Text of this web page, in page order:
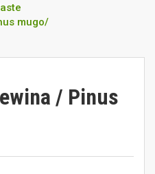
mugo/
/ Pinus